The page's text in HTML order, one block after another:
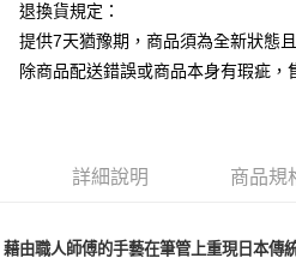
退換貨規定：
提供7天猶豫期，商品須為全新狀態
除商品配送錯誤或商品本身有瑕疵，
詳細說明 商品規
藉由職人師傅的手藝在筆管上重現日本傳